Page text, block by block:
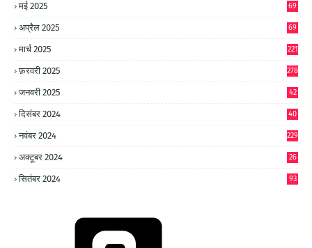
मई 2025 69
अप्रैल 2025 69
मार्च 2025 221
फ़रवरी 2025 278
जनवरी 2025
42
दिसंबर 2024
40
नवंबर 2024 229
अक्टूबर 2024
26
सितंबर 2024 93